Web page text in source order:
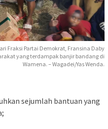
Fraksi Partai Demokrat, Fransina Daby
yang terdampak banjir bandang di
Wamena. – Wagadei/Yas Wenda.
sejumlah bantuan yang